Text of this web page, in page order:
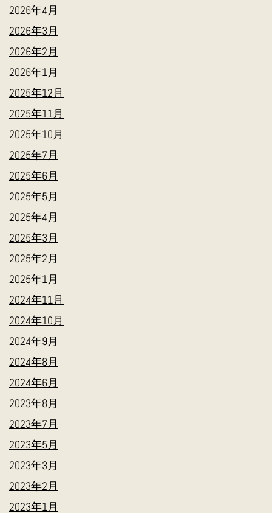
2026年4月
2026年3月
2026年2月
2026年1月
2025年12月
2025年11月
2025年10月
2025年7月
2025年6月
2025年5月
2025年4月
2025年3月
2025年2月
2025年1月
2024年11月
2024年10月
2024年9月
2024年8月
2024年6月
2023年8月
2023年7月
2023年5月
2023年3月
2023年2月
2023年1月